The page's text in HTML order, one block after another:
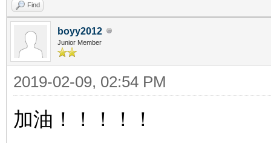
Find
boyy2012
Junior Member
2019-02-09, 02:54 PM
加油！！！！！